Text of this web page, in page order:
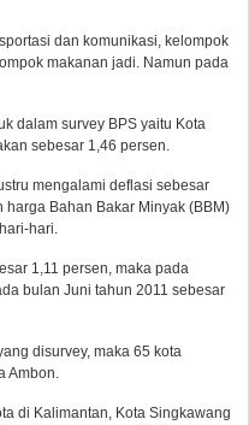
dan komunikasi, kelompok
makanan jadi. Namun pada
dalam survey BPS yaitu Kota
sebesar 1,46 persen.
mengalami deflasi sebesar
Bahan Bakar Minyak (BBM)
hari.
1,11 persen, maka pada
bulan Juni tahun 2011 sebesar
disurvey, maka 65 kota
Ambon.
di Kalimantan, Kota Singkawang